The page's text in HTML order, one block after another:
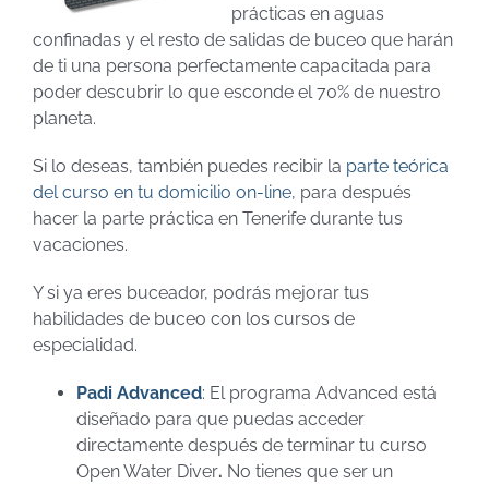
prácticas en aguas
confinadas y el resto de salidas de buceo que harán
de ti una persona perfectamente capacitada para
poder descubrir lo que esconde el 70% de nuestro
planeta.
Si lo deseas, también puedes recibir la parte teórica
del curso en tu domicilio on-line, para después
hacer la parte práctica en Tenerife durante tus
vacaciones.
Y si ya eres buceador, podrás mejorar tus
habilidades de buceo con los cursos de
especialidad.
Padi Advanced: El programa Advanced está
diseñado para que puedas acceder
directamente después de terminar tu curso
Open Water Diver. No tienes que ser un